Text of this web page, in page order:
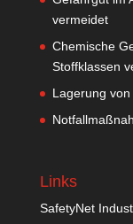
vermeidet
Chemische
Stoffklassen
Lagerung
Links
SafetyNet